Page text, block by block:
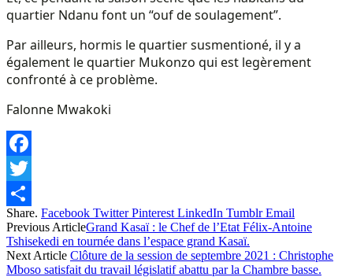
quartier Ndanu font un “ouf de soulagement”.
Par ailleurs, hormis le quartier susmentioné, il y a
également le quartier Mukonzo qui est legèrement
confronté à ce problème.
Falonne Mwakoki
Facebook
Twitter
Share
Share. Facebook Twitter Pinterest LinkedIn Tumblr Email
Previous ArticleGrand Kasaï : le Chef de l’Etat Félix-Antoine
Tshisekedi en tournée dans l’espace grand Kasaï.
Next Article Clôture de la session de septembre 2021 : Christophe
Mboso satisfait du travail législatif abattu par la Chambre basse.